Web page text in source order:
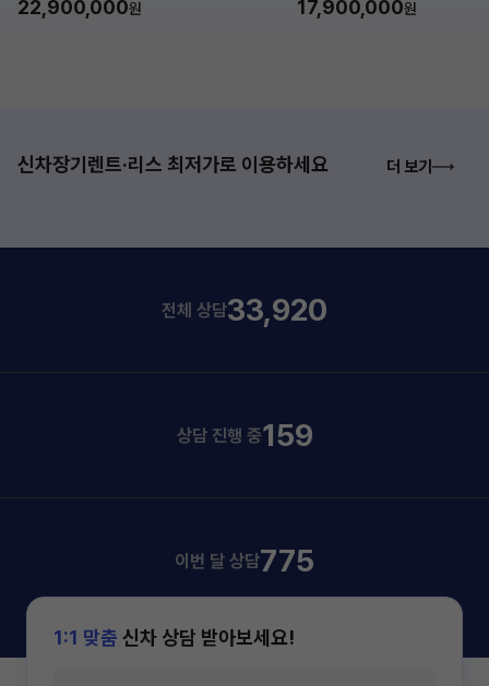
22,900,000원 17,900,000원
신차장기렌트·리스 최저가로 이용하세요 더 보기
전체 상담33,920
상담 진행 중159
이번 달 상담775
1:1 맞춤 신차 상담 받아보세요!